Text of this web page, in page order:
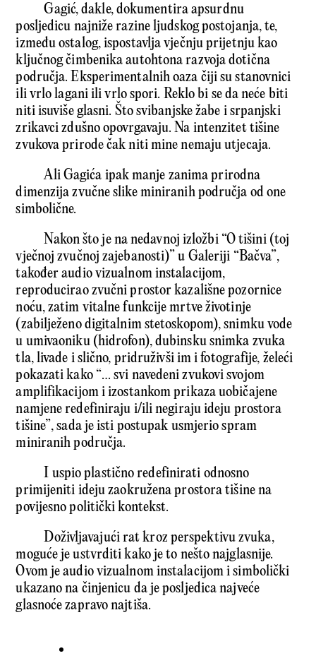
Gagić, dakle, dokumentira apsurdnu
posljedicu najniže razine ljudskog postojanja, te,
između ostalog, ispostavlja vječnju prijetnju kao
ključnog čimbenika autohtona razvoja dotična
područja. Eksperimentalnih oaza čiji su stanovnici
ili vrlo lagani ili vrlo spori. Reklo bi se da neće biti
niti isuviše glasni. Što svibanjske žabe i srpanjski
zrikavci zdušno opovrgavaju. Na intenzitet tišine
zvukova prirode čak niti mine nemaju utjecaja.
Ali Gagića ipak manje zanima prirodna
dimenzija zvučne slike miniranih područja od one
simbolične.
Nakon što je na nedavnoj izložbi “O tišini (toj
vječnoj zvučnoj zajebanosti)” u Galeriji “Bačva”,
također audio vizualnom instalacijom,
reproducirao zvučni prostor kazališne pozornice
noću, zatim vitalne funkcije mrtve životinje
(zabilježeno digitalnim stetoskopom), snimku vode
u umivaoniku (hidrofon), dubinsku snimka zvuka
tla, livade i slično, pridruživši im i fotografije, želeći
pokazati kako “… svi navedeni zvukovi svojom
amplifikacijom i izostankom prikaza uobičajene
namjene redefiniraju i/ili negiraju ideju prostora
tišine”, sada je isti postupak usmjerio spram
miniranih područja.
I uspio plastično redefinirati odnosno
primijeniti ideju zaokružena prostora tišine na
povijesno politički kontekst.
Doživljavajući rat kroz perspektivu zvuka,
moguće je ustvrditi kako je to nešto najglasnije.
Ovom je audio vizualnom instalacijom i simbolički
ukazano na činjenicu da je posljedica najveće
glasnoće zapravo najtiša.